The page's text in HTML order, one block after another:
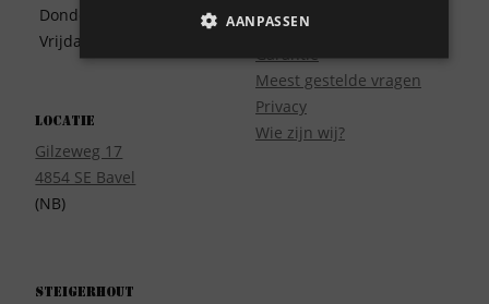
Donderdag
Vrijdag
09:30 – 17:00
Locatie
Gilzeweg 17
4854 SE Bavel
(NB)
Disclaimer
Garantie
Meest gestelde vragen
Privacy
Wie zijn wij?
Steigerhout
AANPASSEN